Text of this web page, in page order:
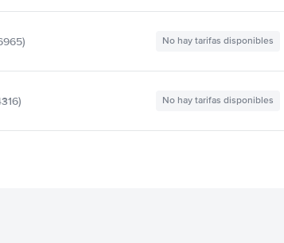
No hay tarifas disponibles
No hay tarifas disponibles